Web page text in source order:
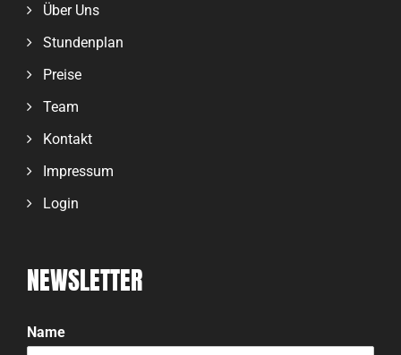
Über Uns
Stundenplan
Preise
Team
Kontakt
Impressum
Login
NEWSLETTER
Name